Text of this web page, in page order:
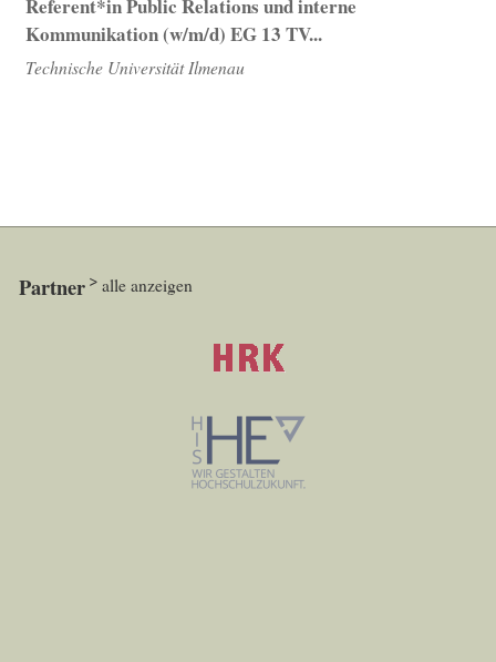
Referent*in Public Relations und interne
Kommunikation (w/m/d) EG 13 TV...
Technische Universität Ilmenau
Partner alle anzeigen